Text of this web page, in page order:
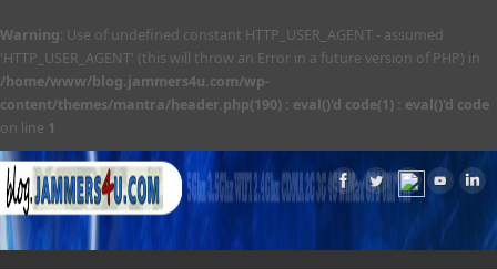
Warning: Use of undefined constant HTTP_USER_AGENT - assumed
'HTTP_USER_AGENT' (this will throw an Error in a future version of PHP) in
/home/www/blog.jammers4u.com/wp-
content/themes/mantra/header.php(190) : eval()'d code(1) : eval()'d code
on line 1